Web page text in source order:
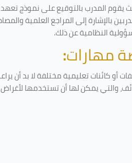
المدرب بالتوقيع على نموذج تعهد
بالإشارة إلى المراجع العلمية
النظامية عن ذلك.
مهارات:
تعليمية مختلفة لا بد أن
والتي يمكن لها أن تستخدمها لأغراض